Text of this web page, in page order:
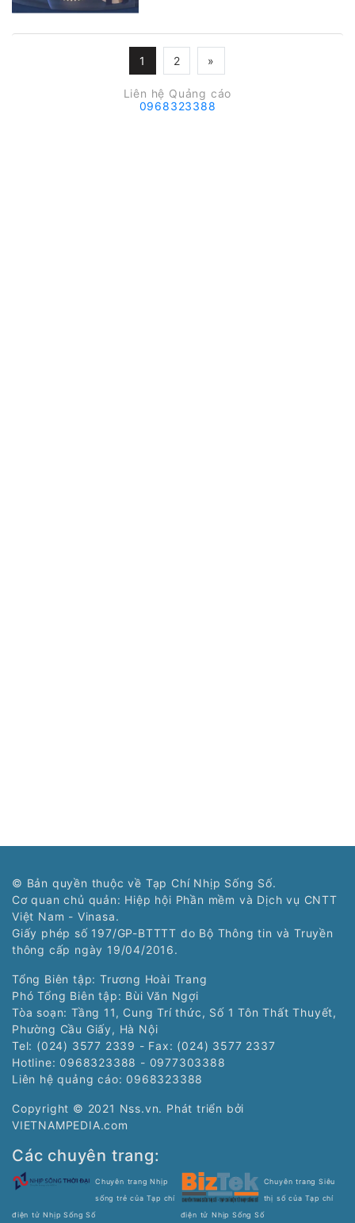
1 2 »
Liên hệ Quảng cáo
0968323388
© Bản quyền thuộc về Tạp Chí Nhịp Sống Số.
Cơ quan chủ quản: Hiệp hội Phần mềm và Dịch vụ CNTT
Việt Nam - Vinasa.
Giấy phép số 197/GP-BTTTT do Bộ Thông tin và Truyền
thông cấp ngày 19/04/2016.
Tổng Biên tập: Trương Hoài Trang
Phó Tổng Biên tập: Bùi Văn Ngợi
Tòa soạn: Tầng 11, Cung Trí thức, Số 1 Tôn Thất Thuyết,
Phường Cầu Giấy, Hà Nội
Tel: (024) 3577 2339 - Fax: (024) 3577 2337
Hotline: 0968323388 - 0977303388
Liên hệ quảng cáo: 0968323388
Copyright © 2021 Nss.vn. Phát triển bởi
VIETNAMPEDIA.com
Các chuyên trang:
Chuyên trang Nhịp
sống trẻ của Tạp chí
điện tử Nhịp Sống Số
Chuyên trang Siêu
thị số của Tạp chí
điện tử Nhịp Sống Số